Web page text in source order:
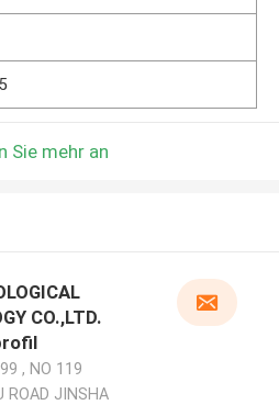
Sie mehr an
CO.,LTD.
, NO 119
ROAD JINSHA